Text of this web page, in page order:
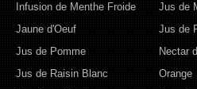
Infusion de Menthe Froide
Jaune d'Oeuf
Jus de
Jus de
Jus de Pomme
Jus de Raisin Blanc
Nectar
Orange